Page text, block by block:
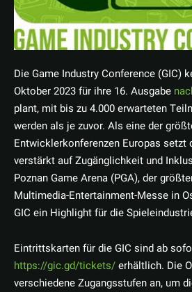
Die Game Industry Conference (GIC)
Oktober 2023 für ihre 16. Ausgabe
plant, mit bis zu 4.000 erwarteten
werden als je zuvor. Als eine der
Entwicklerkonferenzen Europas setzt
verstärkt auf Zugänglichkeit und
Poznan Game Arena (PGA), der
Multimedia-Entertainment-Messe in
GIC ein Highlight für die
Eintrittskarten für die GIC sind ab
https://gic.gd/tickets/erhältlich. Die
verschiedene Zugangsstufen an, um